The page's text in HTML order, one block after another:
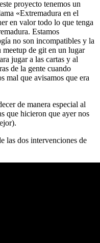
proyecto tenemos un
«Extremadura en el
en valor todo lo que tenga
Estamos
no son incompatibles y la
meetup de git en un lugar
jugar a las cartas y al
de la gente cuando
mal que avisamos que era
de manera especial al
que hicieron que ayer nos
las dos intervenciones de